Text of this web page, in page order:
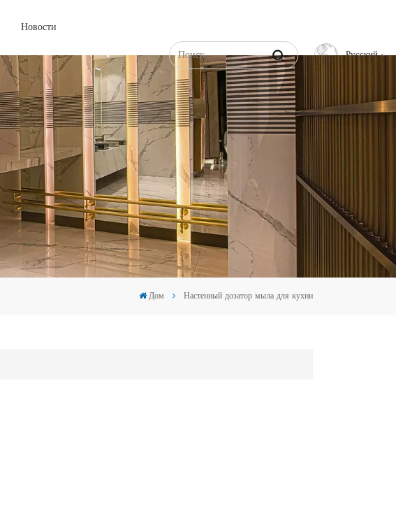
Новости
Русский
English
Русский
Español
中文
Дом Настенный дозатор мыла для кухни